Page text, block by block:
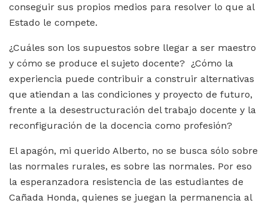
conseguir sus propios medios para resolver lo que al
Estado le compete.
¿Cuáles son los supuestos sobre llegar a ser maestro
y cómo se produce el sujeto docente? ¿Cómo la
experiencia puede contribuir a construir alternativas
que atiendan a las condiciones y proyecto de futuro,
frente a la desestructuración del trabajo docente y la
reconfiguración de la docencia como profesión?
El apagón, mi querido Alberto, no se busca sólo sobre
las normales rurales, es sobre las normales. Por eso
la esperanzadora resistencia de las estudiantes de
Cañada Honda, quienes se juegan la permanencia al